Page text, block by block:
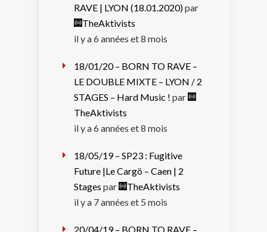
RAVE | LYON (18.01.2020)par
TheAktivists
il y a 6 années et 8 mois
18/01/20 – BORN TO RAVE –
LE DOUBLE MIXTE – LYON / 2
STAGES – Hard Music ! par
TheAktivists
il y a 6 années et 8 mois
18/05/19 – SP23 : Fugitive
Future |Le Cargö – Caen | 2
Stages par
TheAktivists
il y a 7 années et 5 mois
20/04/19 – BORN TO RAVE –